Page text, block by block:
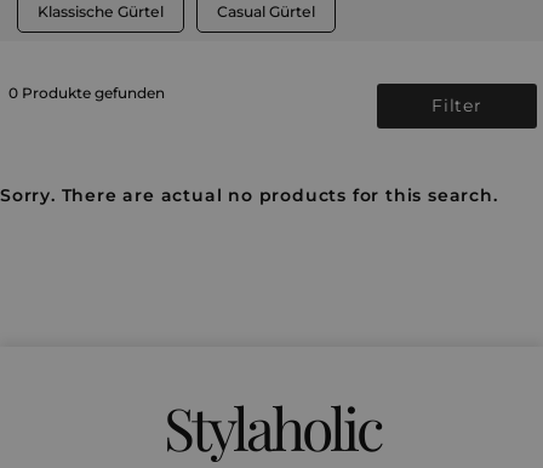
Klassische Gürtel Casual Gürtel
0 Produkte gefunden
Filter
Sorry. There are actual no products for this search.
Stylaholic